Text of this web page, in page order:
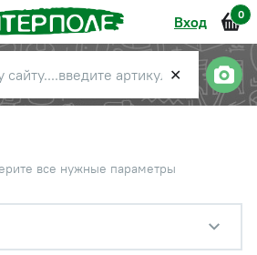
Вход 0
✕
все нужные параметры